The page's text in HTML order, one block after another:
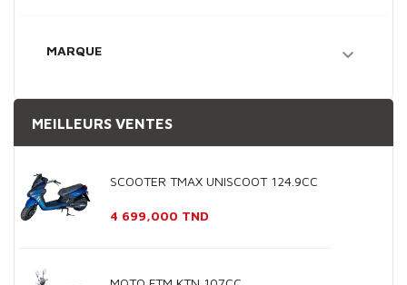
MARQUE 
MEILLEURS VENTES
SCOOTER TMAX UNISCOOT 124.9CC
Prix
4 699,000 TND